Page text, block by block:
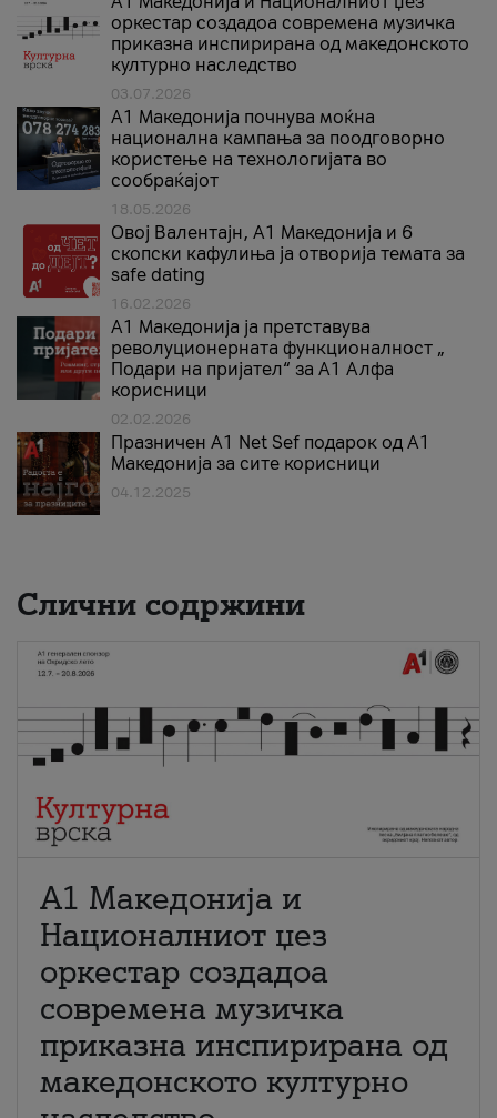
оркестар создадоа современа музичка
приказна инспирирана од македонското
културно наследство
03.07.2026
A1 Македонија почнува моќна
национална кампања за поодговорно
користење на технологијата во
сообраќајот
18.05.2026
Овој Валентајн, A1 Македонија и 6
скопски кафулиња ја отворија темата за
safe dating
16.02.2026
А1 Македонија ја претставува
револуционерната функционалност „
Подари на пријател“ за А1 Алфа
корисници
02.02.2026
Празничен A1 Net Sеf подарок од А1
Македонија за сите корисници
04.12.2025
Слични содржини
А1 Македонија и
Националниот џез
оркестар создадоа
современа музичка
приказна инспирирана од
македонското културно